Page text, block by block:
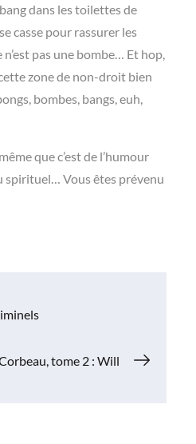
dans les toilettes de
casse pour rassurer les
n’est pas une bombe… Et hop,
zone de non-droit bien
bombes, bangs, euh,
que c’est de l’humour
spirituel… Vous êtes prévenu
tome 2 : Will